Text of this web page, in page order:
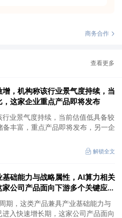
商务合作
查看更多
增，机构称该行业景气度持续，当
这家企业重点产品即将发布
业景气度持续，当前估值低具备较
丰富，重点产品即将发布，另一企
解锁全文
基础能力与战略属性，AI算力相关
公司产品面向下游多个关键应用
期，这类产品兼具产业基础能力与
入快速增长期，这家公司产品面向